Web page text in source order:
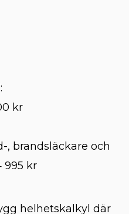
kr
, brandsläckare och
995 kr
helhetskalkyl där